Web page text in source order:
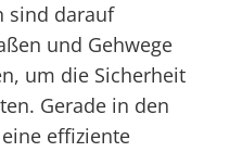
sind darauf
und Gehwege
um die Sicherheit
Gerade in den
effiziente